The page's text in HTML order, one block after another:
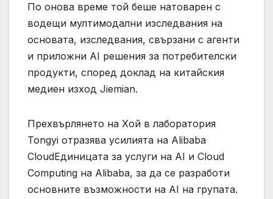
По онова време той беше натоварен с
водещи мултимодални изследвания на
основата, изследвания, свързани с агенти
и приложни AI решения за потребителски
продукти, според доклад на китайския
медиен изход Jiemian.
Прехвърлянето на Хой в лаборатория
Tongyi отразява усилията на Alibaba
CloudЕдиницата за услуги на AI и Cloud
Computing на Alibaba, за да се разработи
основните възможности на AI на групата.